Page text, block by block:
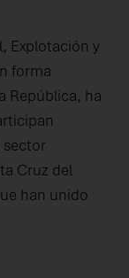
Explotación y
forma
República, ha
sector
Cruz del
han unido